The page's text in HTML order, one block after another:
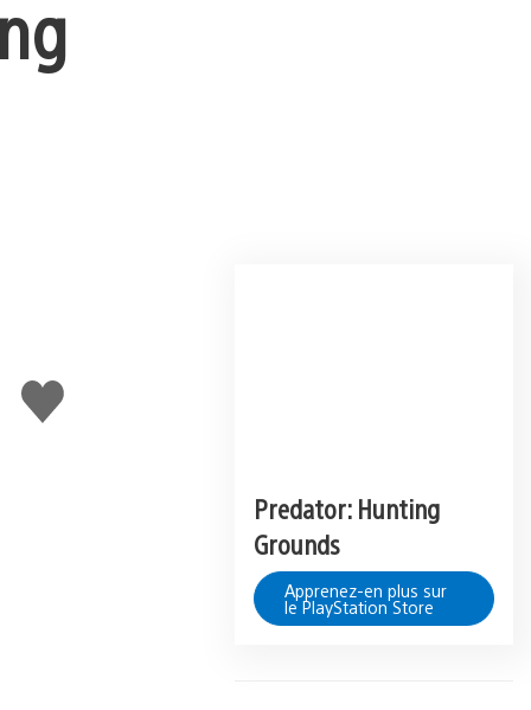
J'aime
Predator: Hunting
Grounds
Apprenez-en plus sur
le PlayStation Store